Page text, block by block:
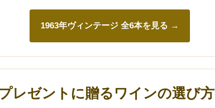
1963年ヴィンテージ 全6本を見る →
レゼントに贈るワインの選び方